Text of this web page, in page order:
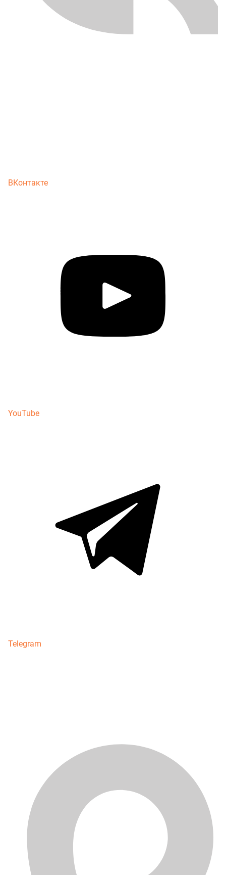
ВКонтакте
YouTube
Telegram